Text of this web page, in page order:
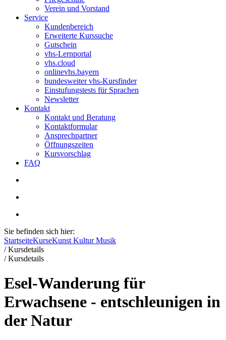
Verein und Vorstand
Service
Kundenbereich
Erweiterte Kurssuche
Gutschein
vhs-Lernportal
vhs.cloud
onlinevhs.bayern
bundesweiter vhs-Kursfinder
Einstufungstests für Sprachen
Newsletter
Kontakt
Kontakt und Beratung
Kontaktformular
Ansprechpartner
Öffnungszeiten
Kursvorschlag
FAQ
Sie befinden sich hier:
StartseiteKurseKunst Kultur Musik
/Kursdetails
/Kursdetails
Esel-Wanderung für
Erwachsene - entschleunigen in
der Natur